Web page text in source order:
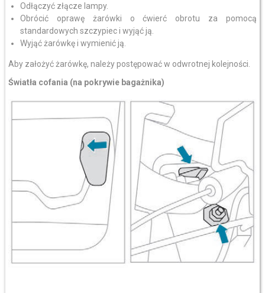
Odłączyć złącze lampy.
Obrócić oprawę żarówki o ćwierć obrotu za pomocą
standardowych szczypiec i wyjąć ją.
Wyjąć żarówkę i wymienić ją.
Aby założyć żarówkę, należy postępować w odwrotnej kolejności.
Światła cofania (na pokrywie bagażnika)